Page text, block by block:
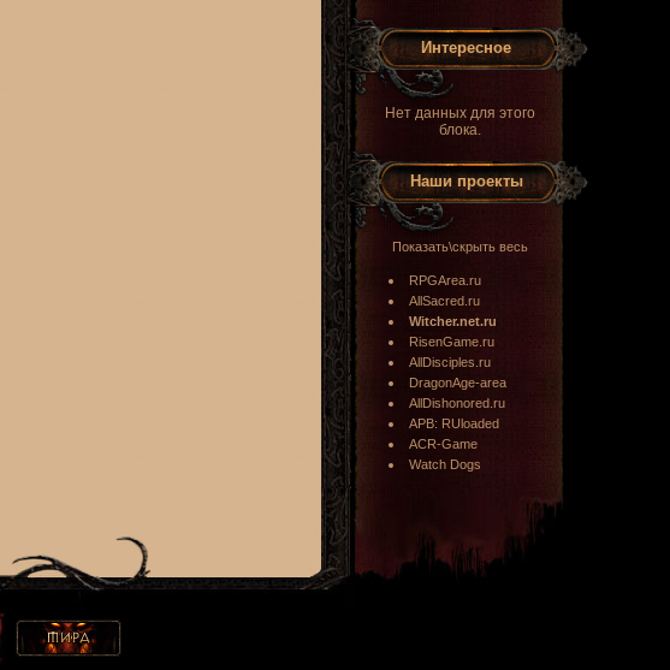
Интересное
Нет данных для этого
блока.
Наши проекты
Показать\скрыть весь
RPGArea.ru
AllSacred.ru
Witcher.net.ru
RisenGame.ru
AllDisciples.ru
DragonAge-area
AllDishonored.ru
APB: RUloaded
ACR-Game
Watch Dogs